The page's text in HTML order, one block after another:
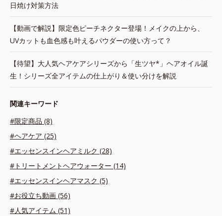
日焼け対策方法
【動画で解説】限定色ピーチネクター登場！メイクの上から、
UVカットも血色感も叶えるパウダーの使い方って？
【待望】大人気ヘアケアシリーズから「生ツヤ*」ヘアオイル誕
生！シリーズ全アイテムの仕上がり＆使い分けを解説
関連キーワード
#限定商品 (8)
#ヘアケア (25)
#エッセンスインヘアミルク (28)
#トリートメントヘアウォーター (14)
#エッセンスインヘアマスク (5)
#お役立ち動画 (56)
#人気アイテム (51)